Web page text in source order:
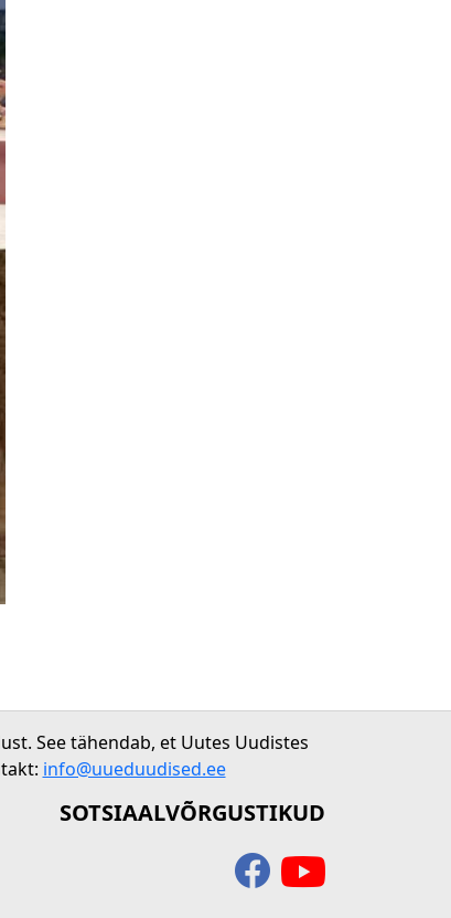
See tähendab, et Uutes Uudistes
info@uueduudised.ee
SOTSIAALVÕRGUSTIKUD